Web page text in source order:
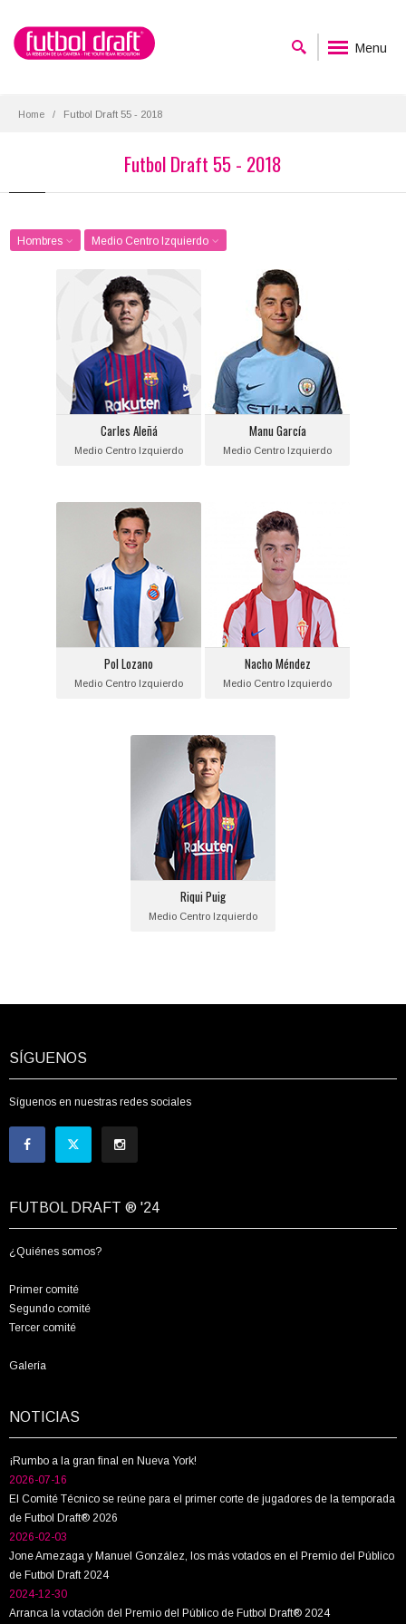
Menu
Home Futbol Draft 55 - 2018
Futbol Draft 55 - 2018
Hombres Medio Centro Izquierdo
Carles Aleñá
Medio Centro Izquierdo
Carles Aleñá
Posición:
Medio Centro Izquierdo
Fecha de nacimiento:
1998-01-05
Manu García
Medio Centro Izquierdo
Manu García
Posición:
Medio Centro Izquierdo
Fecha de nacimiento:
1998-01-02
Pol Lozano
Medio Centro Izquierdo
Pol Lozano
Posición:
Medio Centro Izquierdo
Fecha de nacimiento:
1999-10-06
Nacho Méndez
Medio Centro Izquierdo
Nacho Méndez
Posición:
Medio Centro Izquierdo
Fecha de nacimiento:
1998-03-30
Riqui Puig
Medio Centro Izquierdo
Riqui Puig
Posición:
Medio Centro Izquierdo
Fecha de nacimiento:
1999-08-13
F.C. Barcelona
SÍGUENOS
Síguenos en nuestras redes sociales
FUTBOL DRAFT ® '24
¿Quiénes somos?
Primer comité
Segundo comité
Tercer comité
Galería
NOTICIAS
¡Rumbo a la gran final en Nueva York!
2026-07-16
El Comité Técnico se reúne para el primer corte de jugadores de la temporada
de Futbol Draft® 2026
2026-02-03
Jone Amezaga y Manuel González, los más votados en el Premio del Público
de Futbol Draft 2024
2024-12-30
Arranca la votación del Premio del Público de Futbol Draft® 2024